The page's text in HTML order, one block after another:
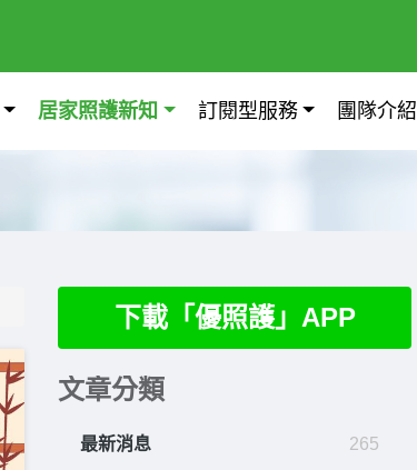
居家照護新知 訂閱型服務 團隊介紹
下載「優照護」APP
文章分類
最新消息 265